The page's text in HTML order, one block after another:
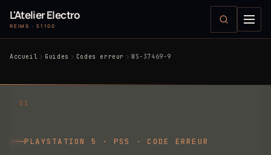
L'Atelier Electro
REIMS · 51100
Accueil Guides Codes erreur WS-37469-9
PLAYSTATION 5 · PS5 · CODE ERREUR